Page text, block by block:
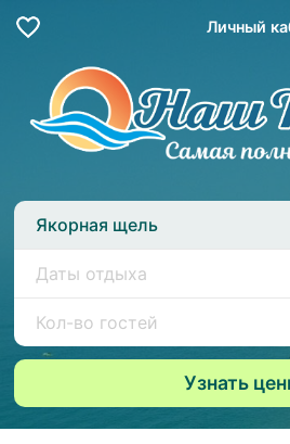
Личный
Якорная щель